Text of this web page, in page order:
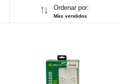
Ordenar por:
Más vendidos